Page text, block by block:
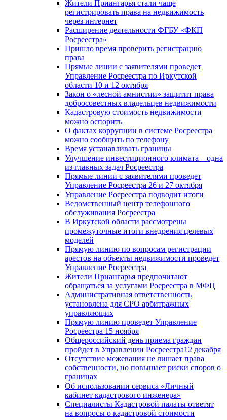
Жители Приангарья стали чаще
регистрировать права на недвижимость
через интернет
Расширение деятельности ФГБУ «ФКП
Росреестра»
Пришло время проверить регистрацию
права
Прямые линии с заявителями проведет
Управление Росреестра по Иркутской
области 10 и 12 октября
Закон о «лесной амнистии» защитит права
добросовестных владельцев недвижимости
Кадастровую стоимость недвижимости
можно оспорить
О фактах коррупции в системе Росреестра
можно сообщить по телефону
Время устанавливать границы
Улучшение инвестиционного климата – одна
из главных задач Росреестра
Прямые линии с заявителями проведет
Управление Росреестра 26 и 27 октября
Управление Росреестра подводит итоги
Ведомственный центр телефонного
обслуживания Росреестра
В Иркутской области рассмотрены
промежуточные итоги внедрения целевых
моделей
Прямую линию по вопросам регистрации
арестов на объекты недвижимости проведет
Управление Росреестра
Жители Приангарья предпочитают
обращаться за услугами Росреестра в МФЦ
Административная ответственность
установлена для СРО арбитражных
управляющих
Прямую линию проведет Управление
Росреестра 15 ноября
Общероссийский день приема граждан
пройдет в Управлении Росреестра12 декабря
Отсутствие межевания не лишает права
собственности, но повышает риски споров о
границах
Об использовании сервиса «Личный
кабинет кадастрового инженера»
Специалисты Кадастровой палаты ответят
на вопросы о кадастровой стоимости